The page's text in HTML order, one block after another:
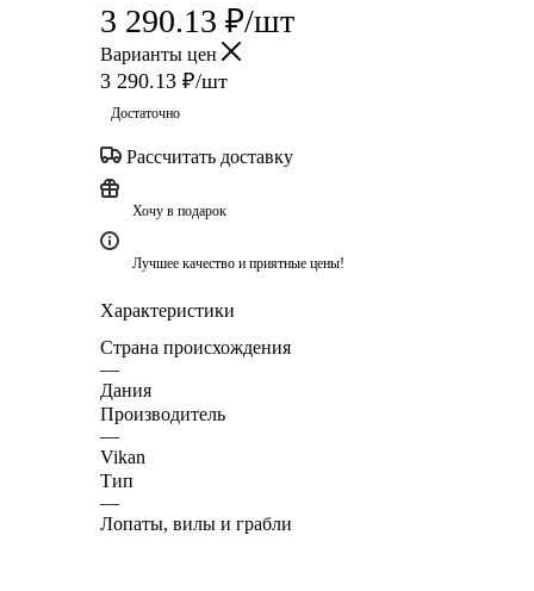
3 290.13 ₽/шт
Варианты цен
3 290.13 ₽/шт
Достаточно
Рассчитать доставку
Хочу в подарок
Лучшее качество и приятные цены!
Характеристики
Страна происхождения
—
Дания
Производитель
—
Vikan
Тип
—
Лопаты, вилы и грабли